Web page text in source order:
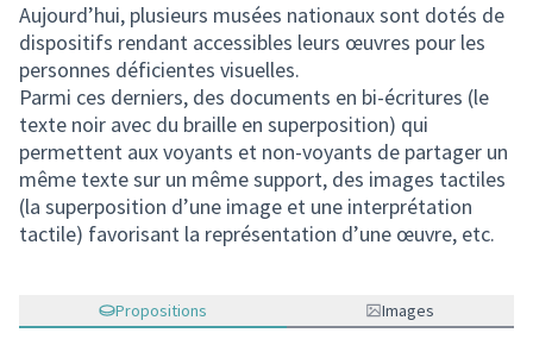
Aujourd’hui, plusieurs musées nationaux sont dotés de
dispositifs rendant accessibles leurs œuvres pour les
personnes déficientes visuelles.
Parmi ces derniers, des documents en bi-écritures (le
texte noir avec du braille en superposition) qui
permettent aux voyants et non-voyants de partager un
même texte sur un même support, des images tactiles
(la superposition d’une image et une interprétation
tactile) favorisant la représentation d’une œuvre, etc.
Propositions Images